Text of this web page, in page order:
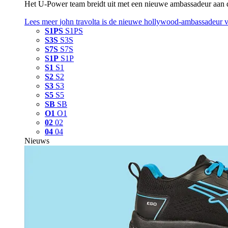
Het U‑Power team breidt uit met een nieuwe ambassadeur
Lees meerjohn travolta is de nieuwe hollywood-ambassadeur
S1PS S1PS
S3S S3S
S7S S7S
S1P S1P
S1 S1
S2 S2
S3 S3
S5 S5
SB SB
O1 O1
02 02
04 04
Nieuws